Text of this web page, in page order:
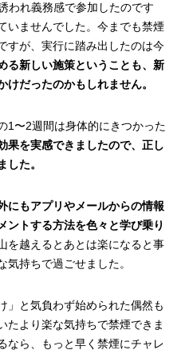
われ義務感で参加したのです
いませんでした。今までも禁煙
すが、実行に踏み出したのは今
る新しい施策ということも、新
けだったのかもしれません。
1〜2週間は身体的にきつかった
果を実感できましたので、正し
した。
にもアプリやメールからの情報
ントする方法を色々と学び乗り
を越えるとあとは楽になると事
持ちで過ごせました。
」と気負わず始められた偶然も
たより楽な気持ちで禁煙できま
なら、もっと早く禁煙にチャレ